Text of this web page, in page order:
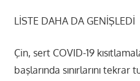
LİSTE DAHA DA GENİŞLEDİ
Çin, sert COVID-19
başlarında sınırlarını tekrar